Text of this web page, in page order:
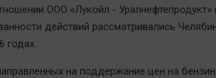
ООО «Лукойл -
действий рассматривались
годах.
на поддержание цен на бензин,